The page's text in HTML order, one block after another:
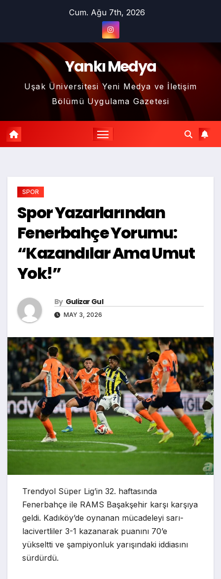
Cum. Ağu 7th, 2026
Yankı Medya
Uşak Üniversitesi Yeni Medya ve İletişim
Bölümü Uygulama Gazetesi
SPOR
Spor Yazarlarından
Fenerbahçe Yorumu:
“Kazandılar Ama Umut
Yok!”
By Gulizar Gul
MAY 3, 2026
Trendyol Süper Lig’in 32. haftasında
Fenerbahçe ile RAMS Başakşehir karşı karşıya
geldi. Kadıköy’de oynanan mücadeleyi sarı-
lacivertliler 3-1 kazanarak puanını 70’e
yükseltti ve şampiyonluk yarışındaki iddiasını
sürdürdü.